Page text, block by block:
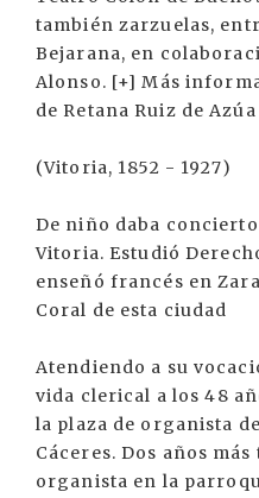
también zarzuelas,
Bejarana, en
Alonso. [+] Más
de Retana Ruiz de Azúa
(Vitoria, 1852 - 1927)
De niño daba
Vitoria. Estudió
enseñó francés en
Coral de esta ciudad
Atendiendo a su
vida clerical a los 48
la plaza de organista
Cáceres. Dos años
organista en la